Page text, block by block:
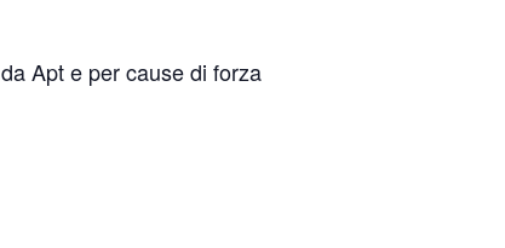
Apt e per cause di forza